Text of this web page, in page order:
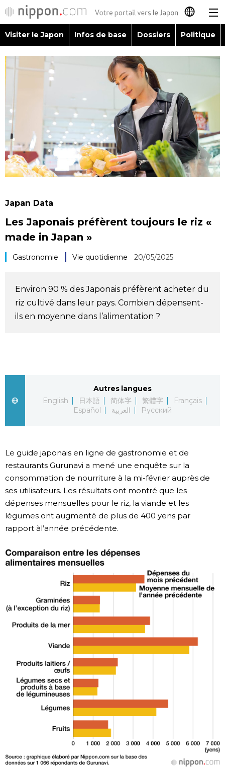
日本語
简体字
繁體字
Español
العربية
Visiter le Japon
Infos de base
Dossiers
Société
Gastronomie
Chroniques
Images
Vidéos
Tokyo
official SNS
Visiter le Japon Infos de base Dossiers Politique
Japan Data
Les Japonais préfèrent toujours le riz «
made in Japan »
Gastronomie Vie quotidienne 20/05/2025
Environ 90 % des Japonais préfèrent acheter du
riz cultivé dans leur pays. Combien dépensent-
ils en moyenne dans l’alimentation ?
Autres langues
English
日本語 简体字 繁體字
Français
Español
العربية Русский
Le guide japonais en ligne de gastronomie et de
restaurants Gurunavi a mené une enquête sur la
consommation de nourriture à la mi-février auprès de
ses utilisateurs. Les résultats ont montré que les
dépenses mensuelles pour le riz, la viande et les
légumes ont augmenté de plus de 400 yens par
rapport àl’année précédente.